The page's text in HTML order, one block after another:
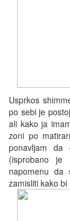
Usprkos
po sebi je
ali kako ja
zoni po
ponavljam da
(isprobano je
napomenu
zamisliti kako